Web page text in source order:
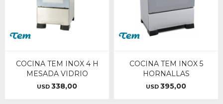
COCINA TEM INOX 4 H
MESADA VIDRIO
USD 338,00
COCINA TEM INOX 5
HORNALLAS
USD 395,00